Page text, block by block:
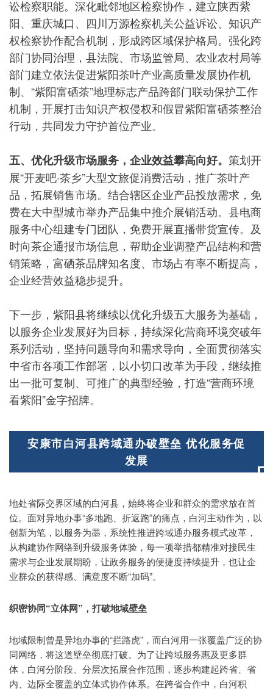
讼检察职能。深化毗邻地区检察协作，建立陕西紫
阳、重庆城口、四川万源检察机关公益诉讼、知识产
权检察协作配合机制，形成跨区域保护格局。强化跨
部门协同治理，县法院、市场监管局、农业农村局等
部门建立依法促进紫阳茶叶产业高质量发展协作机
制、“紫阳富硒茶”地理标志产品跨部门联动保护工作
机制，开展打击知识产权侵权和假冒紫阳富硒茶整治
行动，共同发力守护首位产业。
五、优化升级市场服务，企业效益攀高向好。 策划开
展“开麦吧·茶乡”大型文旅促消费活动，推广茶叶产
品，拓展销售市场。结合辖区企业产品投放需求，免
费在大中型城市举办产品集中推介展销活动。县电商
服务中心组建专门团队，免费开展直播带货宣传。及
时向茶企通报市场信息，帮助企业调整产品结构和营
销策略，富硒茶品牌知名度、市场占有率不断提高，
企业经营效益稳步提升。
下一步，紫阳县将继续以优化升级五大服务为基础，
以服务企业发展好为目标，持续深化营商环境突破年
系列活动，坚持问题导向和需求导向，全面贯彻落实
中省市各项工作部署，以小切口改革为手段，继续推
出一批可复制、可推广的典型经验，打造“营商环境
看紫阳”金字招牌。
安康市白河县跨域通办破壁垒 优化服务促
发展
地处省际交界区域的白河县，始终将企业和群众的需求放在首
位。面对异地办事“多地跑、折返跑”的痛点，白河主动作为，以
创新为笔，以服务为墨，系统性推进跨域通办服务模式改革，
从构建协作网络到升级服务体验，每一项举措都精准对接民生
需求与企业发展期盼，让政务服务的便捷度持续提升，也让企
业群众的获得感、满意度不断“加码”。
织密协同“立体网”，打破地域壁垒
地域限制曾是异地办事的“拦路虎”，而白河用一张覆盖广泛的协
同网络，将这道壁垒彻底打破。为了让跨域服务惠及更多群
体，白河分阶段、分层次拓展合作范围，逐步构建起跨省、省
内、边际全覆盖的立体式协作体系。在跨省合作中，白河积